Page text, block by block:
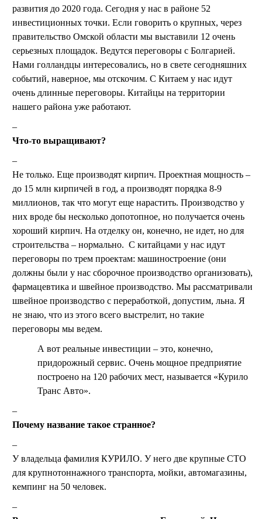
развития до 2020 года. Сегодня у нас в районе 52
инвестиционных точки. Если говорить о крупных, через
правительство Омской области мы выставили 12 очень
серьезных площадок. Ведутся переговоры с Болгарией.
Нами голландцы интересовались, но в свете сегодняшних
событий, наверное, мы отскочим. С Китаем у нас идут
очень длинные переговоры. Китайцы на территории
нашего района уже работают.
Что-то выращивают?
Не только. Еще производят кирпич. Проектная мощность –
до 15 млн кирпичей в год, а производят порядка 8-9
миллионов, так что могут еще нарастить. Производство у
них вроде бы несколько допотопное, но получается очень
хороший кирпич. На отделку он, конечно, не идет, но для
строительства – нормально. С китайцами у нас идут
переговоры по трем проектам: машиностроение (они
должны были у нас сборочное производство организовать),
фармацевтика и швейное производство. Мы рассматривали
швейное производство с переработкой, допустим, льна. Я
не знаю, что из этого всего выстрелит, но такие
переговоры мы ведем.
А вот реальные инвестиции – это, конечно,
придорожный сервис. Очень мощное предприятие
построено на 120 рабочих мест, называется «Курило
Транс Авто».
Почему название такое странное?
У владельца фамилия КУРИЛО. У него две крупные СТО
для крупнотоннажного транспорта, мойки, автомагазины,
кемпинг на 50 человек.